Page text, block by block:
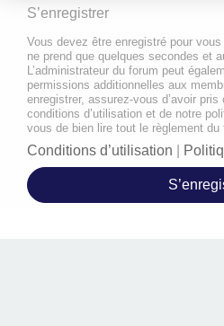
S’enregistrer
Vous devez être enregistré pour vous
ne prend que quelques secondes et
L’administrateur du forum peut
permissions additionnelles aux
enregistrer, assurez-vous d’avoir
conditions d’utilisation et de notre
vous de bien lire tout le règlement du
Conditions d’utilisation